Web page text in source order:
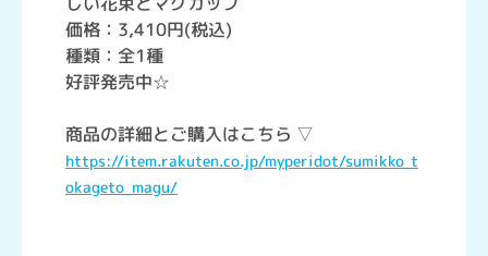
価格：3,410円(税込)
種類：全1種
好評発売中☆
商品の詳細とご購入はこちら ▽
https://item.rakuten.co.jp/myperidot/sumikko_t
okageto_magu/